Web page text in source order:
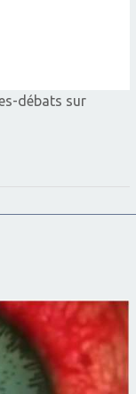
débats sur